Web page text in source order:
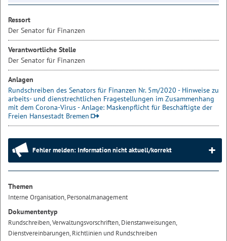
Ressort
Der Senator für Finanzen
Verantwortliche Stelle
Der Senator für Finanzen
Anlagen
Rundschreiben des Senators für Finanzen Nr. 5m/2020 - Hinweise zu
arbeits- und dienstrechtlichen Fragestellungen im Zusammenhang
mit dem Corona-Virus - Anlage: Maskenpflicht für Beschäftigte der
Freien Hansestadt Bremen
Fehler melden: Information nicht aktuell/korrekt
Themen
Interne Organisation, Personalmanagement
Dokumententyp
Rundschreiben, Verwaltungsvorschriften, Dienstanweisungen,
Dienstvereinbarungen, Richtlinien und Rundschreiben